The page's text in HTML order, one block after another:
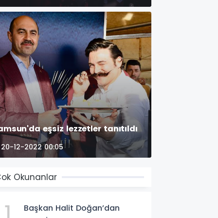
eşsiz lezzetler tanıtıldı
20-12-2022 00:05
Okunanlar
Başkan Halit Doğan’dan